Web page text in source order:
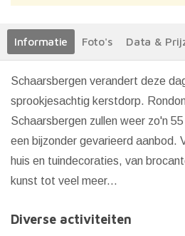
Informatie Foto's Data &
Schaarsbergen verandert deze
sprookjesachtig kerstdorp.
Schaarsbergen zullen weer zo'n
een bijzonder gevarieerd aanbod.
huis en tuindecoraties, van
kunst tot veel meer...
Diverse activiteiten